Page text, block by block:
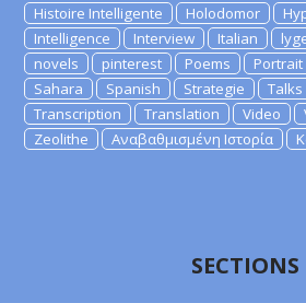
Histoire Intelligente
Holodomor
Intelligence
Interview Italian
novels
pinterest Poems Portrait
Sahara
Spanish Strategie Talks
Transcription
Translation Video
Zeolithe
Αναβαθμισμένη Ιστορία
SECTIONS